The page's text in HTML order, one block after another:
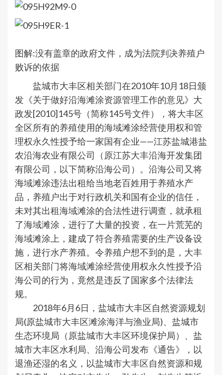
图解:没有盖章的政府文件，成为法院判决养殖户
败诉的依据
盐城市大丰区相关部门在2010年10月18日颁
发《关于做好沿海滩涂资源管理工作的意见》大
政发[2010]145号（简称145号文件），将大丰区
全区所有的养殖使用的海域滩涂经营使用权和管
理权永久性授予给一家国有企业——江苏盐城港盐
农沿海农业有限公司（原江苏大丰沿海开发集团
有限公司，以下简称沿海公司）。沿海公司又将
海域滩涂违法出租给当地老百姓用于养殖水产
品，养殖户出于对行政机关和国有企业的信任，
未对其出租海域滩涂的合法性进行调查，就承租
了海域滩涂，进行了大量的投资，在一片荒芜的
海域滩涂上，建成了符合养殖需要的生产设备设
施，进行水产养殖。令养殖户想不到的是，大丰
区相关部门将海域滩涂经营使用权永久性授予沿
海公司的行为，竟然是违反了国家多个法律法
规。
2018年6月6日，盐城市大丰区自然资源规划
局(原盐城市大丰区滩涂海洋与渔业局)、盐城市
生态环境局（原盐城市大丰区环境保护局）、盐
城市大丰区水利局、沿海公司发布《通告》，以
退渔还湿的名义，以盐城市大丰区自然资源和规